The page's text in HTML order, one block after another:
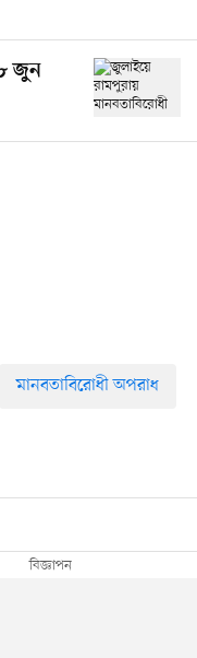
জুন
মানবতাবিরোধী অপরাধ